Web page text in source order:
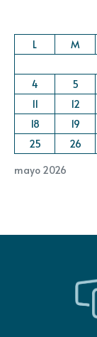
mayo 2026
L M
4
5
11
12
18
19
25
26